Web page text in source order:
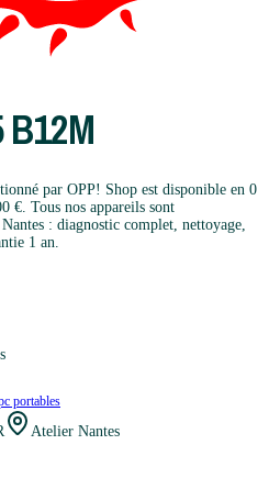
par OPP! Shop est disponible en 0
€. Tous nos appareils sont
: diagnostic complet, nettoyage,
1 an.
portables
Atelier Nantes